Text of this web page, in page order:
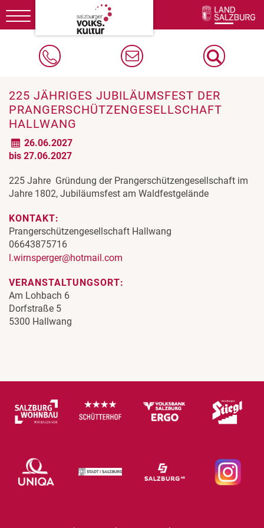
Toggle
navigation
225 JÄHRIGES JUBILÄUMSFEST DER
PRANGERSCHÜTZENGESELLSCHAFT
HALLWANG
26.06.2027
bis 27.06.2027
225 Jahre Gründung der Prangerschützengesellschaft im
Jahre 1802, Jubiläumsfest am Waldfestgelände
KONTAKT:
Prangerschützengesellschaft Hallwang
06643875716
l.wirnsperger@hotmail.com
VERANSTALTUNGSORT:
Am Lohbach 6
Dorfstraße 5
5300 Hallwang